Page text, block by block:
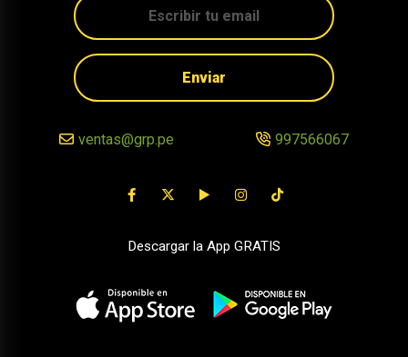
Enviar
ventas@grp.pe 997566067
Descargar la App GRATIS